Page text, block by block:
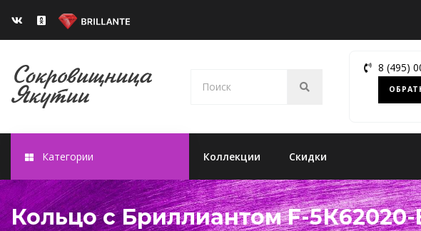
8 (495)
Категории Коллекции Скидки
Кольцо с Бриллиантом F-5К62020-